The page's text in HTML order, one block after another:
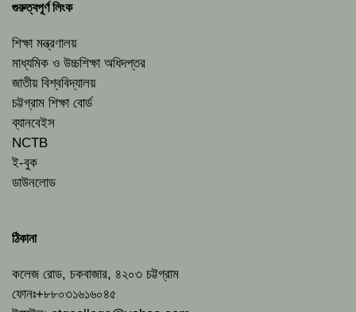
গুরুত্বপূর্ণ লিংক
শিক্ষা মন্ত্রণালয়
মাধ্যমিক ও উচ্চশিক্ষা অধিদপ্তর
জাতীয় বিশ্ববিদ্যালয়
চট্টগ্রাম শিক্ষা বোর্ড
ব্যানবেইস
NCTB
ই-বুক
ডাউনলোড
ঠিকানা
কলেজ রোড, চকবাজার, ৪২০৩ চট্টগ্রাম
ফোনঃ+৮৮০৩১৬১৬০৪৫